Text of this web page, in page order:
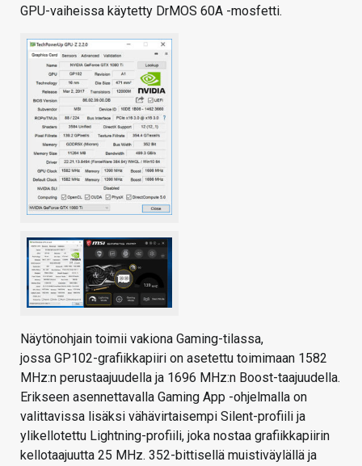
GPU-vaiheissa käytetty DrMOS 60A -mosfetti.
Näytönohjain toimii vakiona Gaming-tilassa,
jossa GP102-grafiikkapiiri on asetettu toimimaan 1582
MHz:n perustaajuudella ja 1696 MHz:n Boost-taajuudella.
Erikseen asennettavalla Gaming App -ohjelmalla on
valittavissa lisäksi vähävirtaisempi Silent-profiili ja
ylikellotettu Lightning-profiili, joka nostaa grafiikkapiirin
kellotaajuutta 25 MHz. 352-bittisellä muistiväylällä ja